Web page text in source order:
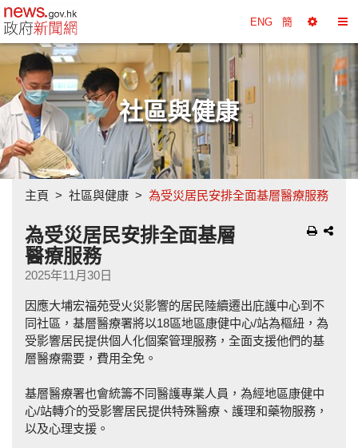
政府新聞網主頁 ENG 簡
擇
換
目
錄
社區與健康
主頁 社區與健康 為受災居民安排全面基層醫療服務
為受災居民安排全面基層
醫療服務
2025年11月30日
因應大埔宏福苑受火災影響的居民陸續遷出庇護中心到不
同社區，基層醫療署將以18區地區康健中心/站為樞紐，為
受影響居民提供個人化個案管理服務，全面支援他們的基
層醫療需要，費用全免。
基層醫療署也會統籌不同醫護專業人員，為經地區康健中
心/站轉介的受影響居民提供特殊醫療、護理和藥物服務，
以及心理支援。